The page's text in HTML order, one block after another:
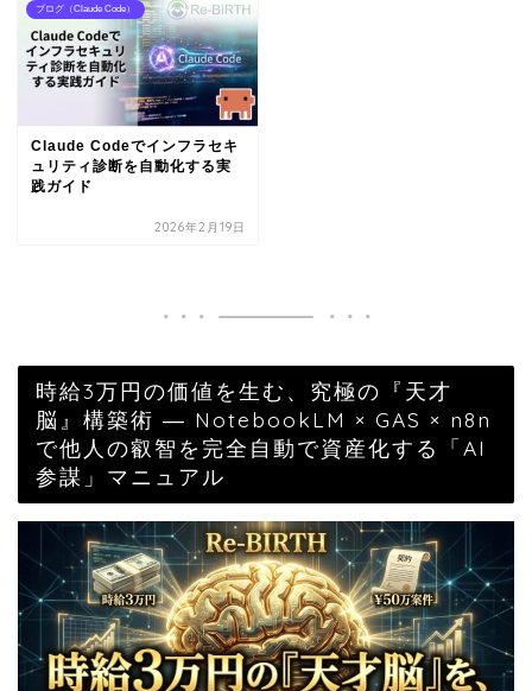
ブログ（Claude Code）
Claude Codeでインフラセキ
ュリティ診断を自動化する実
践ガイド
2026年2月19日
時給3万円の価値を生む、究極の『天才
脳』構築術 ― NotebookLM × GAS × n8n
で他人の叡智を完全自動で資産化する「AI
参謀」マニュアル